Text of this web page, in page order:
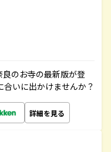
のお寺の最新版が登
いに出かけませんか？
詳細を見る